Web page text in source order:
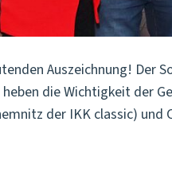
Auszeichnung! Der
die Wichtigkeit der
der IKK classic) und